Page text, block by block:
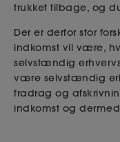
trukket tilbage, og
Der er derfor stor
indkomst vil være,
selvstændig
være selvstændig
fradrag og
indkomst og